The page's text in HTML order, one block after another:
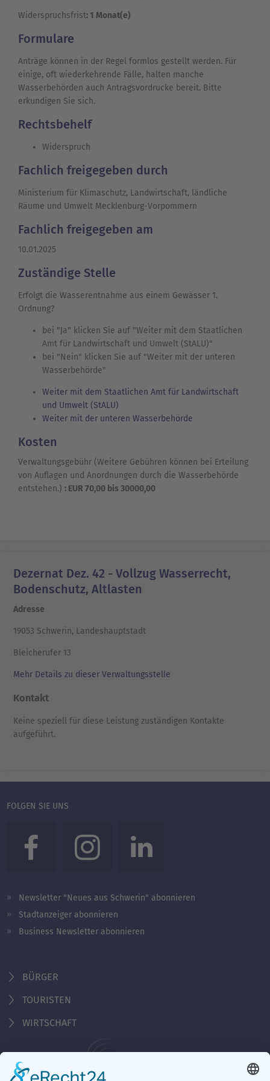
Widerspruchsfrist: 1 Monat(e)
Formulare
Anträge können in der Regel formlos gestellt werden. Für
einige, oft wiederkehrende Fälle, halten manche
Wasserbehörden auch Antragsvordrucke bereit. Bitte
erkundigen Sie sich.
Rechtsbehelf
Widerspruch
Fachlich freigegeben durch
Ministerium für Klimaschutz, Landwirtschaft, ländliche
Räume und Umwelt Mecklenburg-Vorpommern
Fachlich freigegeben am
10.01.2025
Zuständige Stelle
Erfolgt die Wasserentnahme aus einem Gewässer 1.
Ordnung?
bei "Ja" klicken Sie auf "Weiter mit dem Staatlichen
Amt für Landwirtschaft und Umwelt (StALU)"
bei "Nein" klicken Sie auf "Weiter mit der unteren
Wasserbehörde"
Weiter mit dem Staatlichen Amt für Landwirtschaft
und Umwelt (StALU)
Weiter mit der unteren Wasserbehörde
Kosten
Verwaltungsgebühr (Weitere Gebühren können bei Erteilung
von Auflagen und Anordnungen durch die Wasserbehörde
entstehen.) : EUR 70,00 bis 30000,00
Dezernat Dez. 42 - Vollzug Wasserrecht,
Bodenschutz, Altlasten
Adresse
19053 Schwerin, Landeshauptstadt
Bleicherufer 13
Mehr Details zu dieser Verwaltungsstelle
Kontakt
Keine speziell für diese Leistung zuständigen Kontakte
aufgeführt.
FOLGEN SIE UNS
Newsletter "Neues aus Schwerin" abonnieren
Stadtanzeiger abonnieren
Business Newsletter abonnieren
BÜRGER
TOURISTEN
WIRTSCHAFT
Behördennummer 115